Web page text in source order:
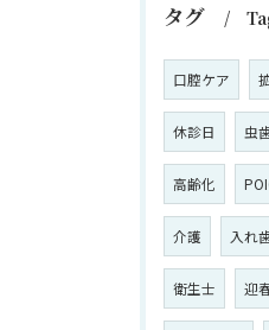
タグ
口腔ケア
休診日 虫
高齢化
介護 入れ
衛生士 迎